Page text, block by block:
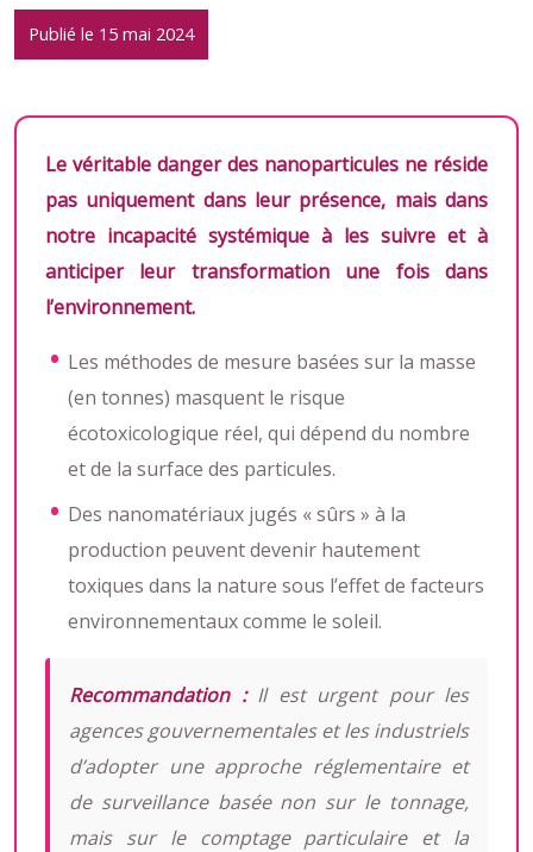
Publié le 15 mai 2024
Le véritable danger des nanoparticules ne réside
pas uniquement dans leur présence, mais dans
notre incapacité systémique à les suivre et à
anticiper leur transformation une fois dans
l’environnement.
Les méthodes de mesure basées sur la masse
(en tonnes) masquent le risque
écotoxicologique réel, qui dépend du nombre
et de la surface des particules.
Des nanomatériaux jugés « sûrs » à la
production peuvent devenir hautement
toxiques dans la nature sous l’effet de facteurs
environnementaux comme le soleil.
Recommandation :Il est urgent pour les
agences gouvernementales et les industriels
d’adopter une approche réglementaire et
de surveillance basée non sur le tonnage,
mais sur le comptage particulaire et la